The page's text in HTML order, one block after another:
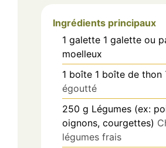
Ingrédients principaux
1 galette 1 galette ou
moelleux
1 boîte 1 boîte de thon
égoutté
250 g Légumes (ex:
oignons, courgettes)
légumes frais